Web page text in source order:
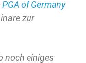
PGA of Germany
zur
noch einiges